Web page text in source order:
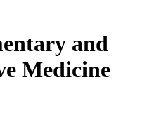
and
Medicine